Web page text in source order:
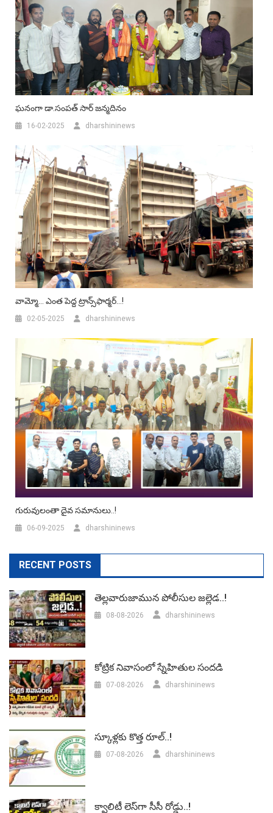
ఘనంగా డా.సంపత్ సార్ జన్మదినం
16-02-2025 dharshininews
వామ్మో… ఎంత పెద్ద ట్రాన్స్‌ఫార్మర్…!
02-05-2025 dharshininews
గురువులంతా దైవ సమానులు..!
06-09-2025 dharshininews
RECENT POSTS
తెల్లవారుజామున పోలీసుల జల్లెడ..!
08-08-2026 dharshininews
కోట్రిక నివాసంలో స్నేహితుల సందడి
07-08-2026 dharshininews
స్కూళ్లకు కొత్త రూల్..!
07-08-2026 dharshininews
క్వాలిటీ లెస్‌గా సీసీ రోడ్డు..!